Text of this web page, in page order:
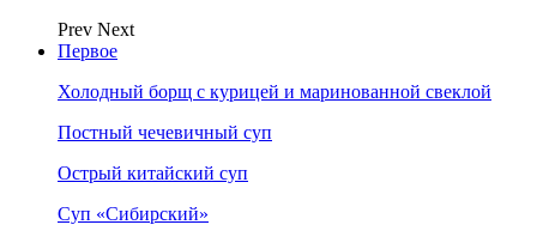
Prev Next
Первое
Холодный борщ с курицей и маринованной свеклой
Постный чечевичный суп
Острый китайский суп
Суп «Сибирский»